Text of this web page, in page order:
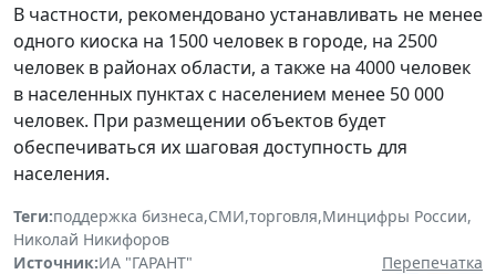
В частности, рекомендовано устанавливать не менее
одного киоска на 1500 человек в городе, на 2500
человек в районах области, а также на 4000 человек
в населенных пунктах с населением менее 50 000
человек. При размещении объектов будет
обеспечиваться их шаговая доступность для
населения.
Теги:поддержка бизнеса,СМИ,торговля,Минцифры России,
Николай Никифоров
Источник:ИА "ГАРАНТ"
Перепечатка